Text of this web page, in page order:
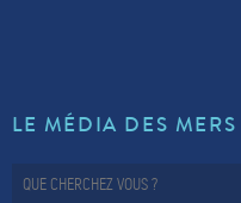
LE MÉDIA DES MERS